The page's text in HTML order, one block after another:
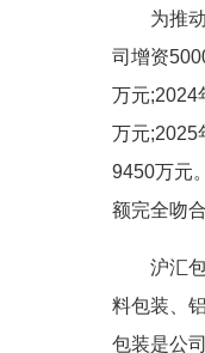
为推
司增资
万元;2024
万元;2025
9450万元
额完全吻合
沪汇
料包装、
包装是公